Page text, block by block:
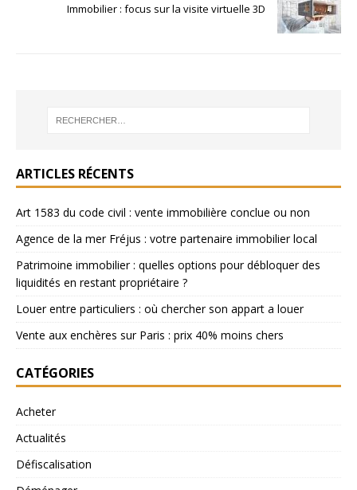
Immobilier : focus sur la visite virtuelle 3D
ARTICLES RÉCENTS
Art 1583 du code civil : vente immobilière conclue ou non
Agence de la mer Fréjus : votre partenaire immobilier local
Patrimoine immobilier : quelles options pour débloquer des
liquidités en restant propriétaire ?
Louer entre particuliers : où chercher son appart a louer
Vente aux enchères sur Paris : prix 40% moins chers
CATÉGORIES
Acheter
Actualités
Défiscalisation